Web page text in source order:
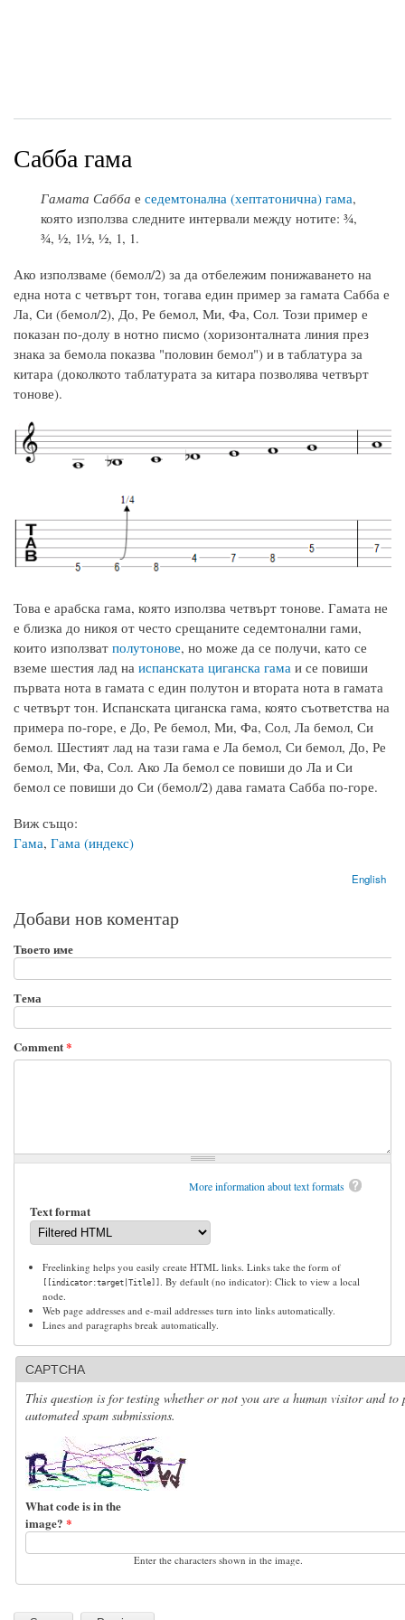
Сабба гама
Гамата Сабба е седемтонална (хептатонична) гама,
която използва следните интервали между нотите: ¾,
¾, ½, 1½, ½, 1, 1.
Ако използваме (бемол/2) за да отбележим понижаването на
една нота с четвърт тон, тогава един пример за гамата Сабба е
Ла, Си (бемол/2), До, Ре бемол, Ми, Фа, Сол. Този пример е
показан по-долу в нотно писмо (хоризонталната линия през
знака за бемола показва "половин бемол") и в таблатура за
китара (доколкото таблатурата за китара позволява четвърт
тонове).
Това е арабска гама, която използва четвърт тонове. Гамата не
е близка до никоя от често срещаните седемтонални гами,
които използват полутонове, но може да се получи, като се
вземе шестия лад на испанската циганска гама и се повиши
първата нота в гамата с един полутон и втората нота в гамата
с четвърт тон. Испанската циганска гама, която съответства на
примера по-горе, е До, Ре бемол, Ми, Фа, Сол, Ла бемол, Си
бемол. Шестият лад на тази гама е Ла бемол, Си бемол, До, Ре
бемол, Ми, Фа, Сол. Ако Ла бемол се повиши до Ла и Си
бемол се повиши до Си (бемол/2) дава гамата Сабба по-горе.
Виж също:
Гама, Гама (индекс)
English
Добави нов коментар
Твоето име
Тема
Comment*
More information about text formats
Text format
Freelinking helps you easily create HTML links. Links take the form of
[[indicator:target|Title]] . By default (no indicator): Click to view a local
node.
Web page addresses and e-mail addresses turn into links automatically.
Lines and paragraphs break automatically.
CAPTCHA
This question is for testing whether or not you are a human visitor and to
automated spam submissions.
What code is in the
image? *
Enter the characters shown in the image.